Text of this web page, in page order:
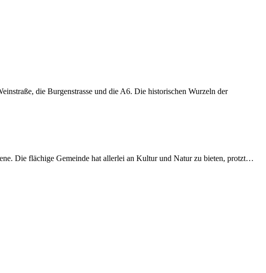
die Burgenstrasse und die A6. Die historischen Wurzeln der
Die flächige Gemeinde hat allerlei an Kultur und Natur zu bieten, protzt…